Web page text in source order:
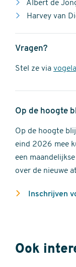
Albert de
Harvey van
Vragen?
Stel ze via
Op de hoogte
Op de hoogte
eind 2026 mee
een
over de nieuwe
Inschrijven
Ook